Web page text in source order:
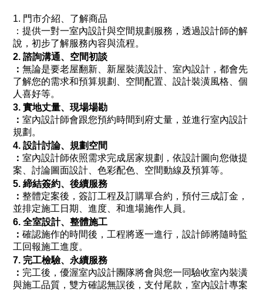
1. 門市介紹、了解商品
：提供一對一室內設計與空間規劃服務，透過設計師的解
說，初步了解服務內容與流程。
2. 諮詢溝通、空間初談
：無論是要老屋翻新、新屋裝潢設計、室內設計，都會先
了解您的需求和預算規劃、空間配置、設計裝潢風格、個
人喜好等。
3. 實地丈量、現場場勘
：室內設計師會跟您預約時間到府丈量，並進行室內設計
規劃。
4. 設計討論、規劃空間
：室內設計師依照需求完成居家規劃，依設計圖向您做提
案、討論圖面設計、色彩配色、空間動線及預算等。
5. 締結簽約、後續服務
：整體定案後，簽訂工程及訂購單合約，預付三成訂金，
並排定施工日期、進度、和進場施作人員。
6. 全室設計、整體施工
：確認施作的時間後，工程將逐一進行，設計師將隨時監
工回報施工進度。
7. 完工檢驗、永續服務
： 完工後，優渥室內設計團隊將會與您一同驗收室內裝潢
與施工品質，雙方確認無誤後，支付尾款，室內設計專案